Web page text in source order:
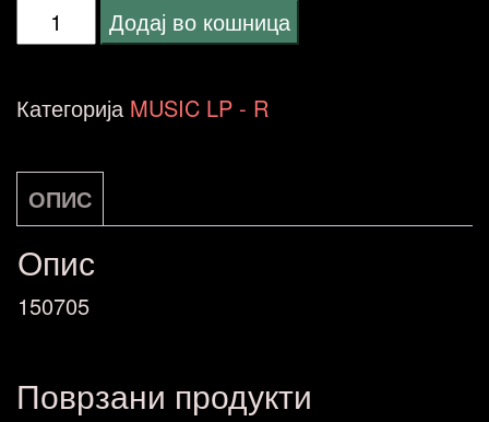
Roachford
Get
NOVA
количина
Додај во кошница
Категорија MUSIC LP - R
ОПИС
Опис
150705
Поврзани продукти